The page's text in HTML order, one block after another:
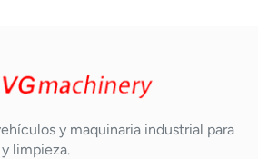
y maquinaria industrial para
limpieza.